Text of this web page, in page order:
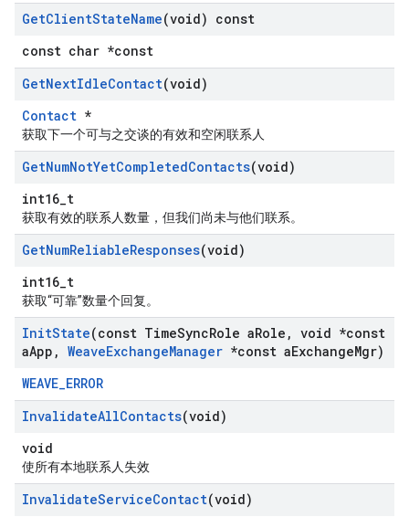
GetClientStateName(void) const
const char *const
GetNextIdleContact(void)
Contact *
获取下一个可与之交谈的有效和空闲联系人
GetNumNotYetCompletedContacts(void)
int16_t
获取有效的联系人数量，但我们尚未与他们联系。
GetNumReliableResponses(void)
int16_t
获取“可靠”数量个回复。
InitState(const TimeSyncRole aRole , void *const
aApp , WeaveExchangeManager *const aExchangeMgr)
WEAVE_ERROR
InvalidateAllContacts(void)
void
使所有本地联系人失效
InvalidateServiceContact(void)